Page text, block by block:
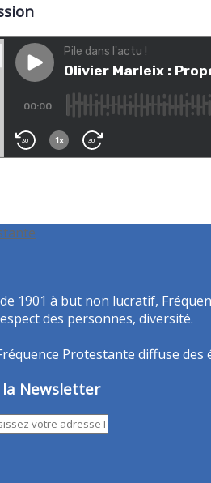
1901 à but non lucratif,
des personnes, diversité.
Protestante diffuse
la Newsletter